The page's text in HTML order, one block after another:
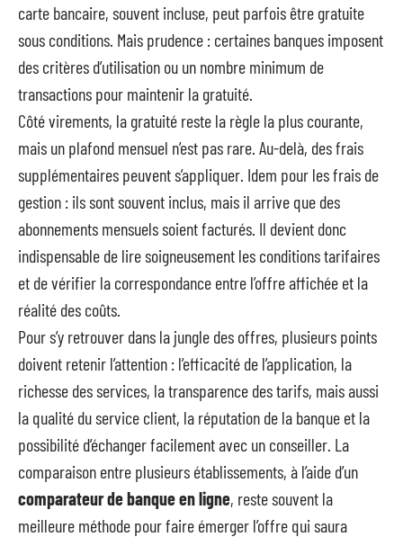
carte bancaire, souvent incluse, peut parfois être gratuite
sous conditions. Mais prudence : certaines banques imposent
des critères d’utilisation ou un nombre minimum de
transactions pour maintenir la gratuité.
Côté virements, la gratuité reste la règle la plus courante,
mais un plafond mensuel n’est pas rare. Au-delà, des frais
supplémentaires peuvent s’appliquer. Idem pour les frais de
gestion : ils sont souvent inclus, mais il arrive que des
abonnements mensuels soient facturés. Il devient donc
indispensable de lire soigneusement les conditions tarifaires
et de vérifier la correspondance entre l’offre affichée et la
réalité des coûts.
Pour s’y retrouver dans la jungle des offres, plusieurs points
doivent retenir l’attention : l’efficacité de l’application, la
richesse des services, la transparence des tarifs, mais aussi
la qualité du service client, la réputation de la banque et la
possibilité d’échanger facilement avec un conseiller. La
comparaison entre plusieurs établissements, à l’aide d’un
comparateur de banque en ligne, reste souvent la
meilleure méthode pour faire émerger l’offre qui saura